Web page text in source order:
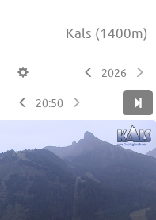
Kals (1400m)
2026
20:50